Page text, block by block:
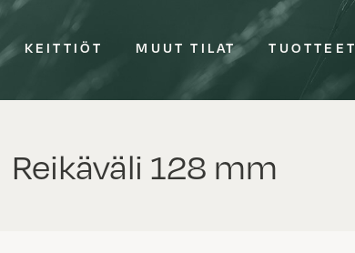
KEITTIÖT MUUT TILAT TUOTTEET
Reikäväli 128 mm